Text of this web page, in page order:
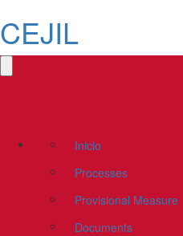
CEJIL
Inicio
Processes
Provisional Measure
Documents